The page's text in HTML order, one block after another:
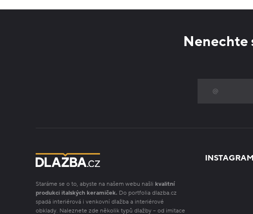
Nenechte
Staráme se o to, abyste na našem webu našli kvalitní
produkci italských keramiček. Do portfolia dlazba.cz
spadá interiérová i venkovní dlažba a interiérové
obklady. Naleznete zde několik typů dlažby – od imitace
INSTAGRAM